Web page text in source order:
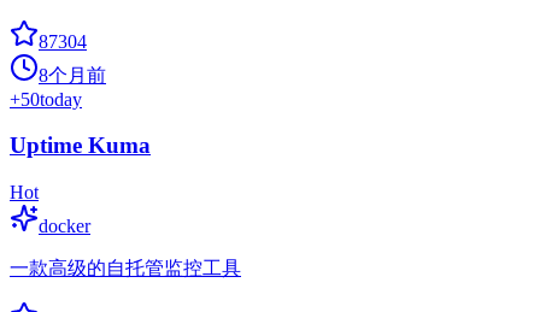
87304
8个月前
+50today
Uptime Kuma
Hot
docker
一款高级的自托管监控工具